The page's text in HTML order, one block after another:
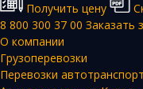
Получить цену
8 800 300 37 00 Заказать
О компании
Грузоперевозки
Перевозки